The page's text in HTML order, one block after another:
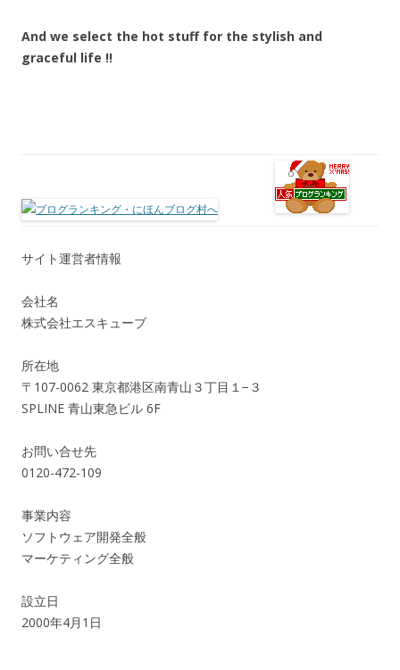
And we select the hot stuff for the stylish and
graceful life !!
サイト運営者情報
会社名
株式会社エスキューブ
所在地
〒107-0062 東京都港区南青山３丁目１−３
SPLINE 青山東急ビル 6F
お問い合せ先
0120-472-109
事業内容
ソフトウェア開発全般
マーケティング全般
設立日
2000年4月1日